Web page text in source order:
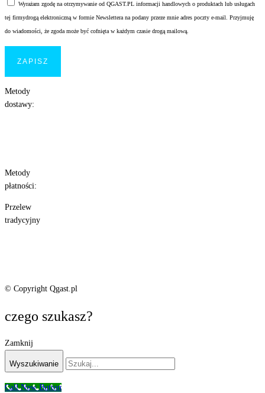
Wyrażam zgodę na otrzymywanie od QGAST.PL informacji handlowych o produktach lub usługach
tej firmydrogą elektroniczną w formie Newslettera na podany przeze mnie adres poczty e-mail. Przyjmuję
do wiadomości, że zgoda może być cofnięta w każdym czasie drogą mailową.
Metody
dostawy:
Metody
płatności:
Przelew
tradycyjny
© Copyright Qgast.pl
czego szukasz?
Zamknij
Wyszukiwanie
Call Now Button